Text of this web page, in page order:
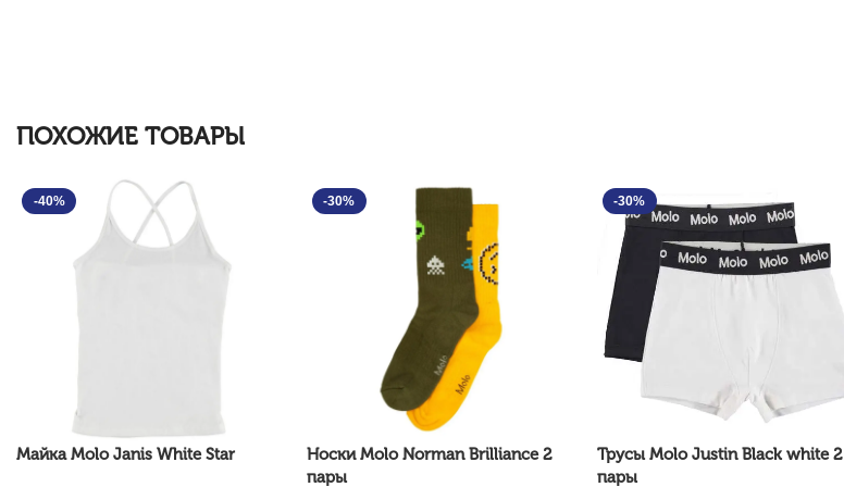
ПОХОЖИЕ ТОВАРЫ
-40%
Майка Molo Janis White Star
-30%
Носки Molo Norman Brilliance 2
пары
-30%
Трусы Molo Justin Black white 2
пары